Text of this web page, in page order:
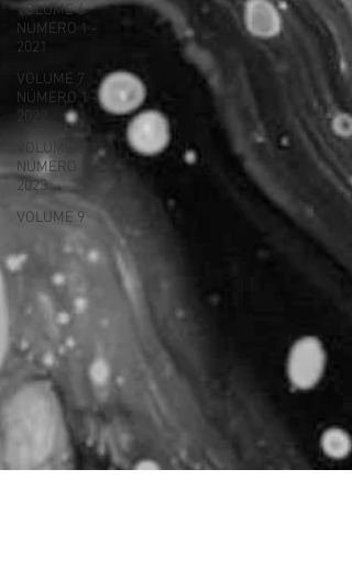
VOLUME 6
NÚMERO 1 -
2021
VOLUME 7
NÚMERO 1 -
2022
VOLUME 8
NÚMERO 1 -
2023
VOLUME 9